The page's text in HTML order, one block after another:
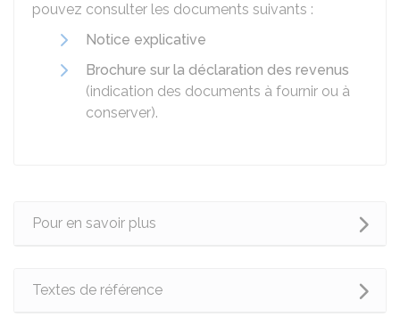
pouvez consulter les documents suivants :
Notice explicative
Brochure sur la déclaration des revenus
(indication des documents à fournir ou à
conserver).
Pour en savoir plus
Textes de référence